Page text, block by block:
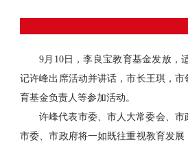
9月10日，李良宝教育基金发放，
记许峰出席活动并讲话，市长王琪，
育基金负责人等参加活动。
许峰代表市委、市人大常委会、
市委、市政府将一如既往重视教育发